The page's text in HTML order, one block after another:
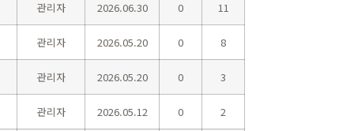
관리자 2026.06.30 0 11
관리자 2026.05.20 0 8
관리자 2026.05.20 0 3
관리자 2026.05.12 0 2